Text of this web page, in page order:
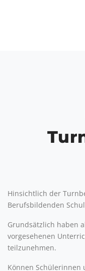
Hinsichtlich der
Berufsbildenden
Grundsätzlich haben
vorgesehenen
teilzunehmen.
Können Schülerinnen